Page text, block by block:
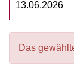
Das